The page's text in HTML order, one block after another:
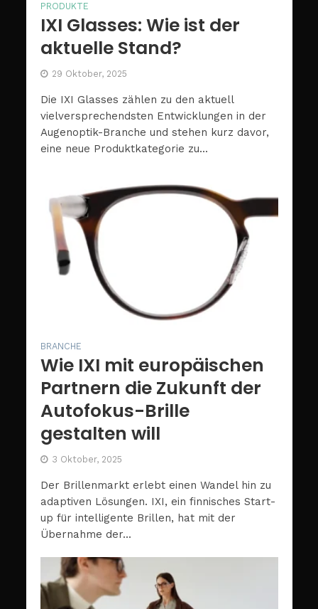
PRODUKTE
IXI Glasses: Wie ist der
aktuelle Stand?
29 Oktober, 2025
Die IXI Glasses zählen zu den aktuell
vielversprechendsten Entwicklungen in der
Augenoptik-Branche und stehen kurz davor,
eine neue Produktkategorie zu...
BRANCHE
Wie IXI mit europäischen
Partnern die Zukunft der
Autofokus-Brille
gestalten will
3 Oktober, 2025
Der Brillenmarkt erlebt einen Wandel hin zu
adaptiven Lösungen. IXI, ein finnisches Start-
up für intelligente Brillen, hat mit der
Übernahme der...